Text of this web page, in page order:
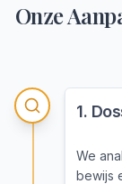
Onze
1.
We
bewijs